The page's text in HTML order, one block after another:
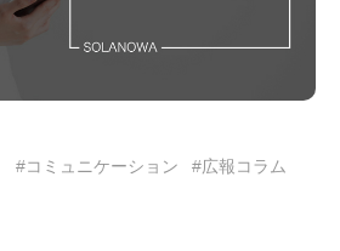
#コミュニケーション #広報コラム